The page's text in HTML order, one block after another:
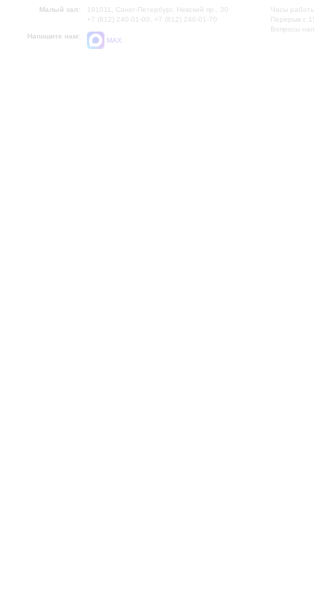
Малый зал:
191011, Санкт-Петербург, Невский пр., 30
+7 (812) 240-01-00, +7 (812) 240-01-70
Напишите нам:
MAX
Часы
Перерыв с
Вопросы